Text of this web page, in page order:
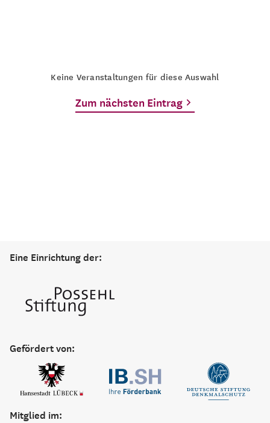
Keine Veranstaltungen für diese Auswahl
Zum nächsten Eintrag
Eine Einrichtung der:
Gefördert von:
Mitglied im: